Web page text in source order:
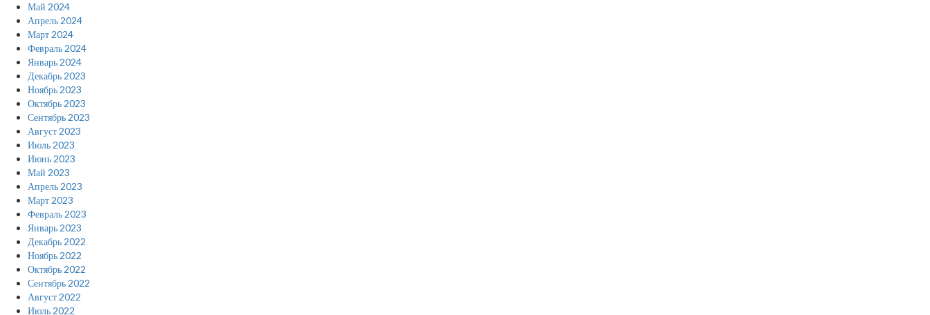
Май 2024
Апрель 2024
Март 2024
Февраль 2024
Январь 2024
Декабрь 2023
Ноябрь 2023
Октябрь 2023
Сентябрь 2023
Август 2023
Июль 2023
Июнь 2023
Май 2023
Апрель 2023
Март 2023
Февраль 2023
Январь 2023
Декабрь 2022
Ноябрь 2022
Октябрь 2022
Сентябрь 2022
Август 2022
Июль 2022